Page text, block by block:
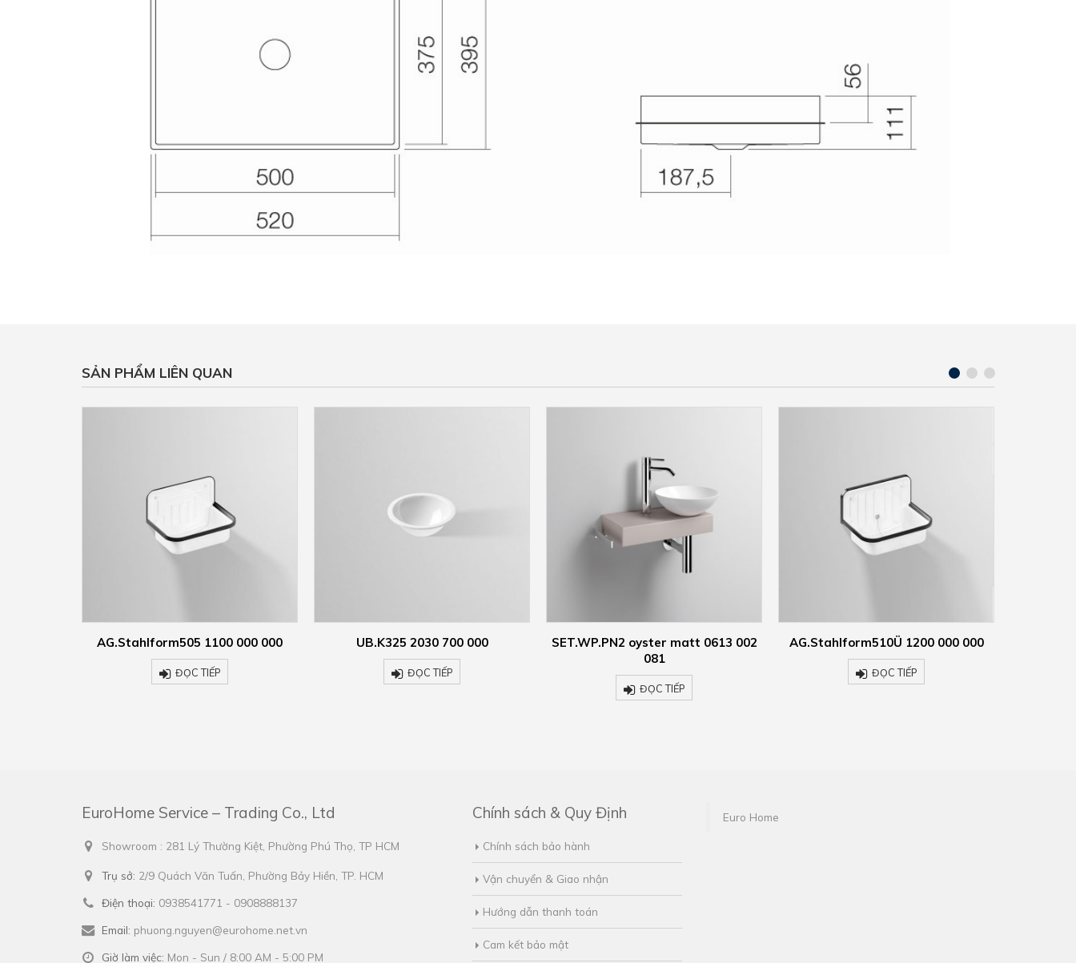
SẢN PHẨM LIÊN QUAN
UB.K325 2030 700 000
ĐỌC TIẾP
SET.WP.PN2 oyster matt 0613 002
081
ĐỌC TIẾP
AG.Stahlform510Ü 1200 000 000
ĐỌC TIẾP
EB.K450H 2004 100 000
ĐỌC TIẾP
EuroHome Service – Trading Co., Ltd
Showroom : 281 Lý Thường Kiệt, Phường Phú Thọ, TP HCM
Trụ sở: 2/9 Quách Văn Tuấn, Phường Bảy Hiền, TP. HCM
Điện thoại: 0938541771 - 0908888137
Email: phuong.nguyen@eurohome.net.vn
Giờ làm việc: Mon - Sun / 8:00 AM - 5:00 PM
Chính sách & Quy Định
Chính sách bảo hành
Vận chuyển & Giao nhận
Hướng dẫn thanh toán
Cam kết bảo mật
Euro Home